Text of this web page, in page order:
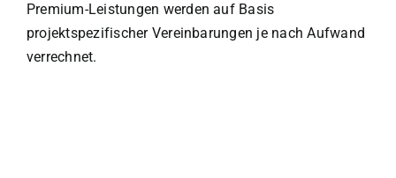
Premium-Leistungen werden auf Basis
projektspezifischer Vereinbarungen je nach Aufwand
verrechnet.